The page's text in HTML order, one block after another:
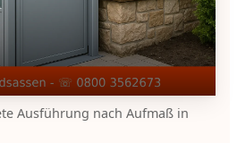
Ausführung nach Aufmaß in